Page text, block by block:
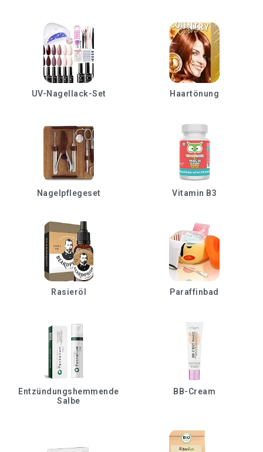
UV-Nagellack-Set Haartönung
Nagelpflegeset Vitamin B3
Rasieröl Paraffinbad
Entzündungshemmende
Salbe
BB-Cream